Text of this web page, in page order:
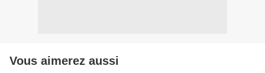
Vous aimerez aussi